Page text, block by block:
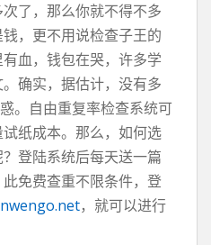
了，那么你就不得不多
，更不用说检查子王的
血，钱包在哭，许多学
确实，据估计，没有多
。自由重复率检查系统可
纸成本。那么，如何选
登陆系统后每天送一篇
免费查重不限条件，登
，就可以进行